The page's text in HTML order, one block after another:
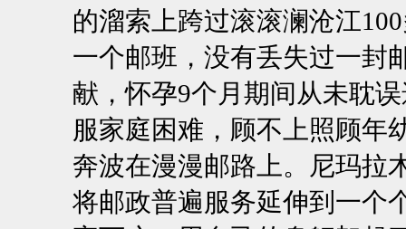
的溜索上跨过滚滚澜沧江
一个邮班，没有丢失过一封
献，怀孕9个月期间从未耽
服家庭困难，顾不上照顾年
奔波在漫漫邮路上。尼玛拉
将邮政普遍服务延伸到一个